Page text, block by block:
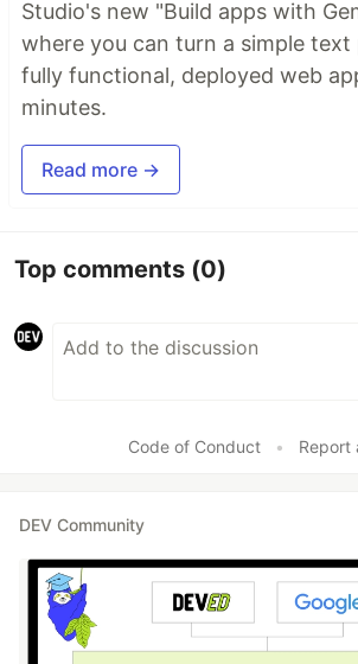
Studio's new "Build apps with
where you can turn a simple
fully functional, deployed web
minutes.
Read more →
Top comments (0)
Code of Conduct • Report
DEV Community